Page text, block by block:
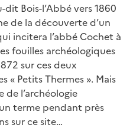
Bois-l’Abbé vers 1860
de la découverte d’un
incitera l’abbé Cochet à
fouilles archéologiques
sur ces deux
« Petits Thermes ». Mais
l’archéologie
terme pendant près
sur ce site…